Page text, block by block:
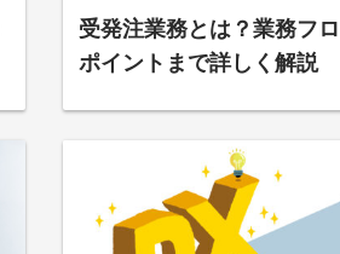
受発注業務とは？業務フ
ポイントまで詳しく解説